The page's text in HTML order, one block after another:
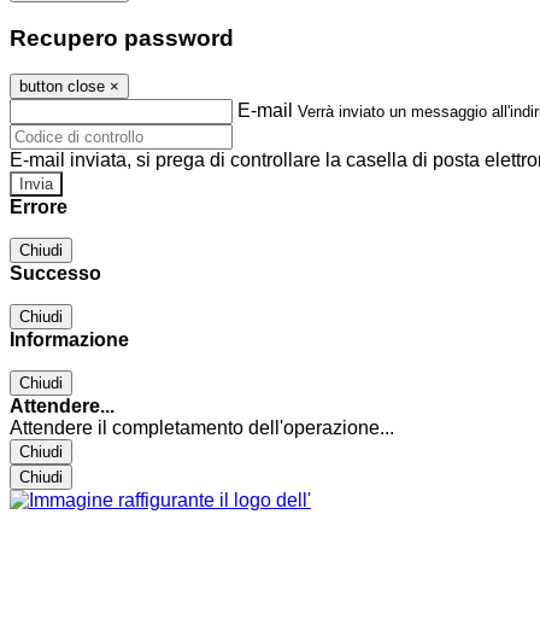
Recupero password
button close ×
E-mail Verrà inviato un messaggio
E-mail inviata, si prega di controllare la casella di posta
Errore
Chiudi
Successo
Chiudi
Informazione
Chiudi
Attendere...
Attendere il completamento dell'operazione...
Chiudi
Chiudi